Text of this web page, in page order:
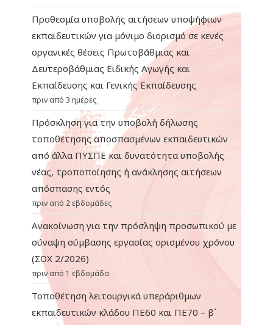
Προθεσμία υποβολής αιτήσεων υποψήφιων
εκπαιδευτικών για μόνιμο διορισμό σε κενές
οργανικές θέσεις Πρωτοβάθμιας και
Δευτεροβάθμιας Ειδικής Αγωγής και
Εκπαίδευσης και Γενικής Εκπαίδευσης
πριν από 3 ημέρες
Πρόσκληση για την υποβολή δήλωσης
τοποθέτησης αποσπασμένων εκπαιδευτικών
από άλλα ΠΥΣΠΕ και δυνατότητα υποβολής
νέας, τροποποίησης ή ανάκλησης αιτήσεων
απόσπασης εντός
πριν από 2 εβδομάδες
Ανακοίνωση για την πρόσληψη προσωπικού με
σύναψη σύμβασης εργασίας ορισμένου χρόνου
(ΣΟΧ 2/2026)
πριν από 1 εβδομάδα
Τοποθέτηση λειτουργικά υπεράριθμων
εκπαιδευτικών κλάδου ΠΕ60 και ΠΕ70 – β΄